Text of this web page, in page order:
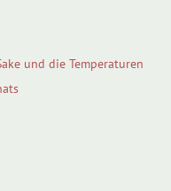
und die Temperaturen